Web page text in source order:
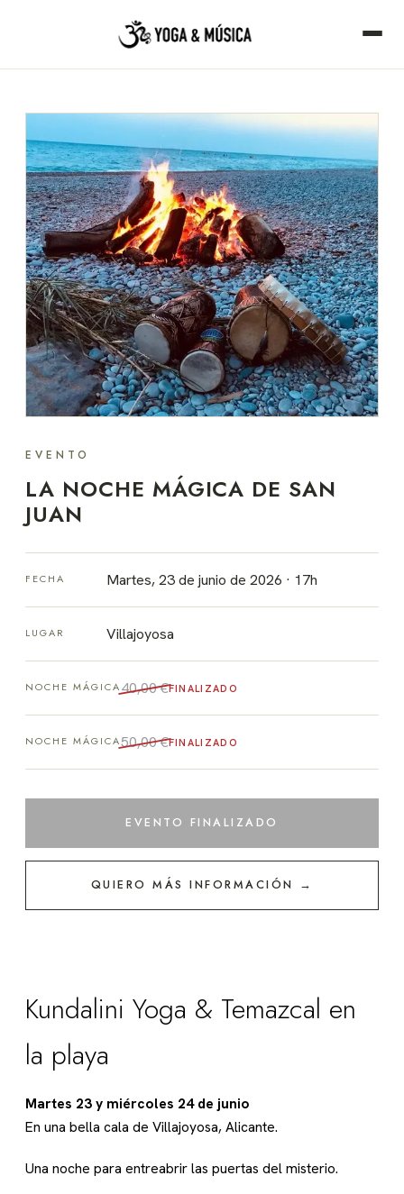
EVENTO
LA NOCHE MÁGICA DE SAN
JUAN
FECHA Martes, 23 de junio de 2026 · 17h
LUGAR Villajoyosa
NOCHE MÁGICA40,00 €FINALIZADO
NOCHE MÁGICA50,00 €FINALIZADO
EVENTO FINALIZADO
QUIERO MÁS INFORMACIÓN →
Kundalini Yoga & Temazcal en
la playa
Martes 23 y miércoles 24 de junio
En una bella cala de Villajoyosa, Alicante.
Una noche para entreabrir las puertas del misterio.